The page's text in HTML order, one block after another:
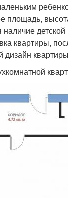
площадь,
квартиры,
дизайн